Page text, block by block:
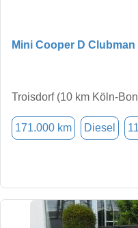
Mini Cooper D Clubman
Troisdorf (10 km Köln-
171.000 km Diesel